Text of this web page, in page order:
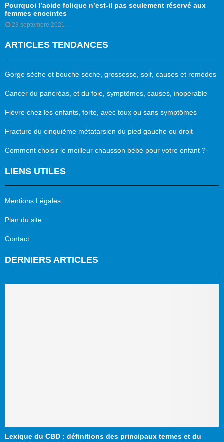
Pourquoi l’acide folique n’est-il pas seulement réservé aux
femmes enceintes
23 septembre 2021
ARTICLES TENDANCES
Gorge sèche et bouche sèche, grossesse, soif, causes et remèdes
Cancer du pancréas, et du foie, symptômes, causes, inopérable
Fièvre chez les enfants, forte, avec toux ou sans symptômes
Fracture du cinquième métatarsien du pied gauche ou droit
Comment choisir le meilleur chausson bébé pour votre enfant ?
LIENS UTILES
Mentions Légales
Plan du site
Contact
DERNIERS ARTICLES
Lexique du CBD : définitions des principaux termes et du